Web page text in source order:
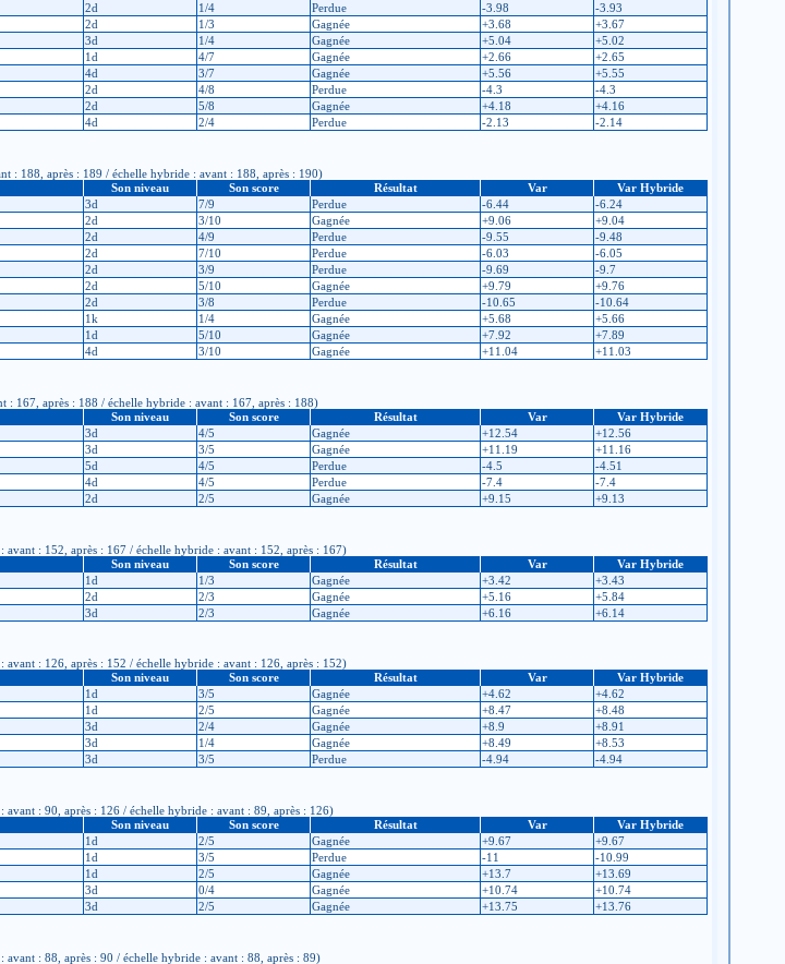
2d 1/4 Perdue -3.98
-3.93
2d 1/3 Gagnée +3.68
+3.67
3d 1/4 Gagnée +5.04
+5.02
1d 4/7 Gagnée +2.66
+2.65
4d 3/7 Gagnée +5.56
+5.55
2d 4/8 Perdue -4.3
-4.3
2d 5/8 Gagnée +4.18
+4.16
4d 2/4 Perdue -2.13 -2.14
188, après : 189 / échelle hybride : avant : 188, après : 190)
Son niveau Son score Résultat Var
Var Hybride
3d 7/9 Perdue -6.44
-6.24
2d 3/10 Gagnée +9.06
+9.04
2d 4/9 Perdue -9.55
-9.48
2d 7/10 Perdue -6.03
-6.05
2d 3/9 Perdue -9.69
-9.7
2d 5/10 Gagnée +9.79
+9.76
2d 3/8 Perdue -10.65
-10.64
1k 1/4 Gagnée +5.68
+5.66
1d 5/10 Gagnée +7.92
+7.89
4d 3/10 Gagnée +11.04 +11.03
167, après : 188 / échelle hybride : avant : 167, après : 188)
Son niveau Son score Résultat Var
Var Hybride
3d 4/5 Gagnée +12.54
+12.56
3d 3/5 Gagnée +11.19
+11.16
5d 4/5 Perdue -4.5
-4.51
4d 4/5 Perdue -7.4
-7.4
2d 2/5 Gagnée +9.15 +9.13
: 152, après : 167 / échelle hybride : avant : 152, après : 167)
Son niveau Son score Résultat Var
Var Hybride
1d 1/3 Gagnée +3.42
+3.43
2d 2/3 Gagnée +5.16
+5.84
3d 2/3 Gagnée +6.16 +6.14
: 126, après : 152 / échelle hybride : avant : 126, après : 152)
Son niveau Son score Résultat Var
Var Hybride
1d 3/5 Gagnée +4.62
+4.62
1d 2/5 Gagnée +8.47
+8.48
3d 2/4 Gagnée +8.9
+8.91
3d 1/4 Gagnée +8.49
+8.53
3d 3/5 Perdue -4.94 -4.94
: 90, après : 126 / échelle hybride : avant : 89, après : 126)
Son niveau Son score Résultat Var
Var Hybride
1d 2/5 Gagnée +9.67
+9.67
1d 3/5 Perdue -11
-10.99
1d 2/5 Gagnée +13.7
+13.69
3d 0/4 Gagnée +10.74
+10.74
3d 2/5 Gagnée +13.75 +13.76
: 88, après : 90 / échelle hybride : avant : 88, après : 89)